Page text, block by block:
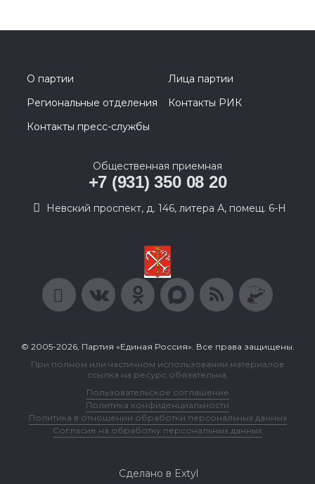
О партии
Лица партии
Региональные отделения
Контакты РИК
Контакты пресс-службы
Общественная приемная
+7 (931) 350 08 20
Невский проспект, д. 146, литера А, помещ. 6-Н
© 2005-2026, Партия «Единая Россия». Все права защищены.
При полном или частичном использовании материалов
ссылка на ресурс обязательна.
Пользовательское соглашение
Политика конфиденциальности
Политика в отношении обработки персональных данных
Согласие на обработку персональных данных
Сделано в Extyl